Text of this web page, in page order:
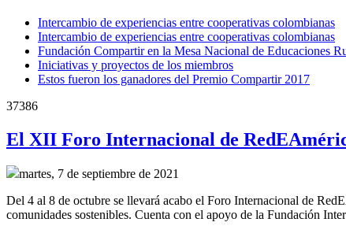
Intercambio de experiencias entre cooperativas colombianas
Intercambio de experiencias entre cooperativas colombianas
Fundación Compartir en la Mesa Nacional de Educaciones
Iniciativas y proyectos de los miembros
Estos fueron los ganadores del Premio Compartir 2017
37386
El XII Foro Internacional de
martes, 7 de septiembre de 2021
Del 4 al 8 de octubre se llevará acabo el Foro Internacional de
comunidades sostenibles. Cuenta con el apoyo de la Fundación